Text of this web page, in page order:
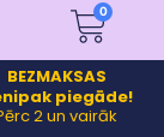
0
BEZMAKSAS
piegāde!
2 un vairāk